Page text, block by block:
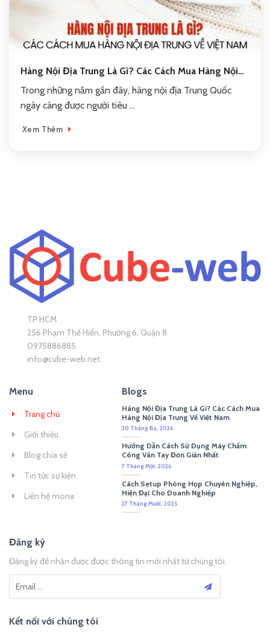
Hàng Nội Địa Trung Là Gì? Các Cách Mua Hàng Nội
Địa Trung Về Việt Nam
Trong những năm gần đây, hàng nội địa Trung Quốc
ngày càng được người tiêu ...
Xem Thêm
TP HCM
256 Phạm Thế Hiển, Phường 6, Quận 8
0975886885
info@cube-web.net
Menu
Trang chủ
Giới thiệu
Blog chia sẽ
Tin tức sự kiện
Liên hệ mona
Blogs
Hàng Nội Địa Trung Là Gì? Các Cách Mua
Hàng Nội Địa Trung Về Việt Nam
20 Tháng Ba, 2026
Hướng Dẫn Cách Sử Dụng Máy Chấm
Công Vân Tay Đơn Giản Nhất
7 Tháng Một, 2026
Cách Setup Phòng Họp Chuyên Nghiệp,
Hiện Đại Cho Doanh Nghiệp
27 Tháng Mười, 2025
Đăng ký
Đăng ký để nhận được được thông tin mới nhất từ chúng tôi.
Kết nối với chúng tôi